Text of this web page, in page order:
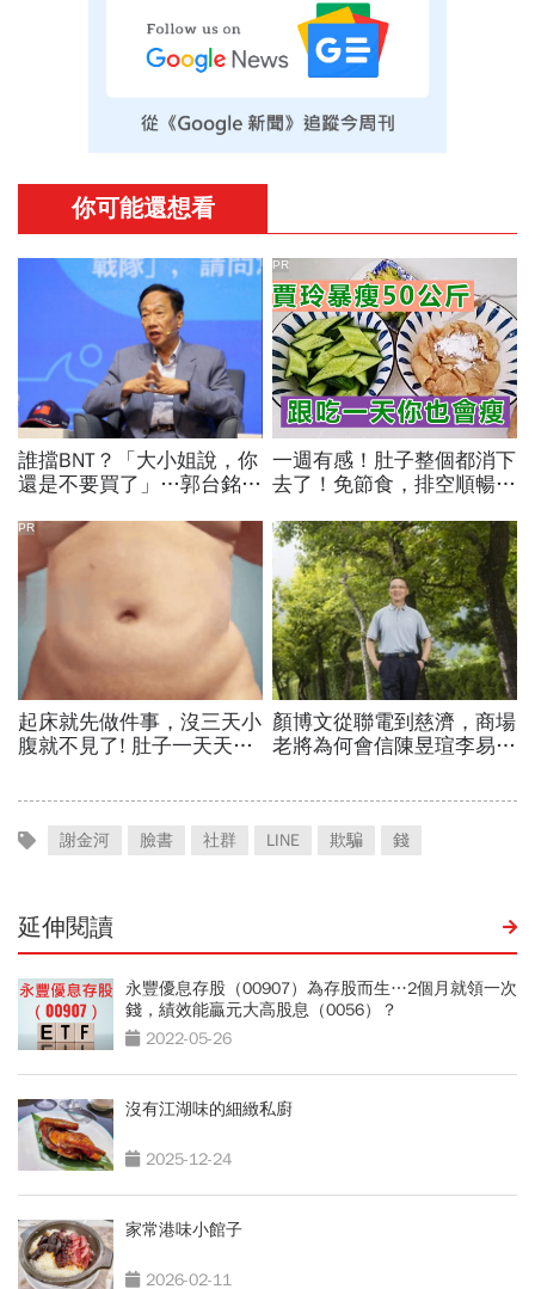
謝金河 臉書 社群 LINE 欺騙 錢
延伸閱讀
永豐優息存股（00907）為存股而生…2個月就領一次
錢，績效能贏元大高股息（0056）？
2022-05-26
沒有江湖味的細緻私廚
2025-12-24
家常港味小館子
2026-02-11